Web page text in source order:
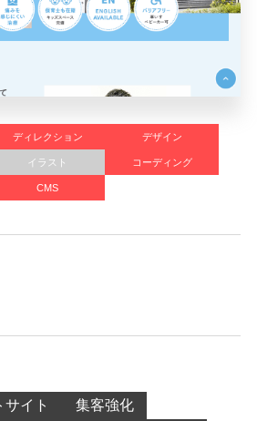
ディレクション デザイン
イラスト コーディング
CMS
イト
集客強化